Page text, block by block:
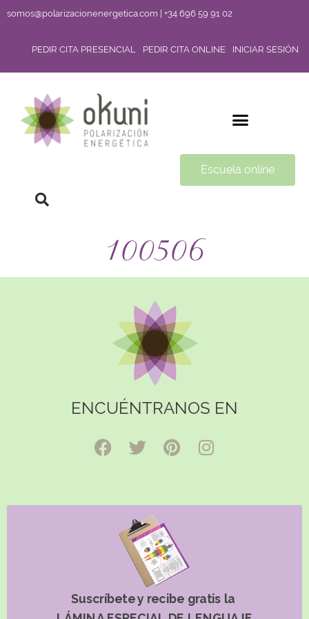
somos@polarizacionenergetica.com | +34 696 59 91 02
PEDIR CITA PRESENCIAL PEDIR CITA ONLINE INICIAR SESIÓN
Escuela online
100506
ENCUÉNTRANOS EN
Suscríbete y recibe gratis la